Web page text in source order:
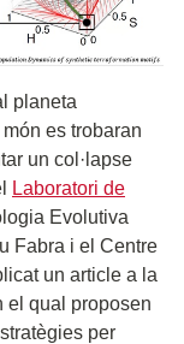
planeta
es trobaran
un col·lapse
Laboratori de
Evolutiva
Fabra i el Centre
un article a la
el qual proposen
per